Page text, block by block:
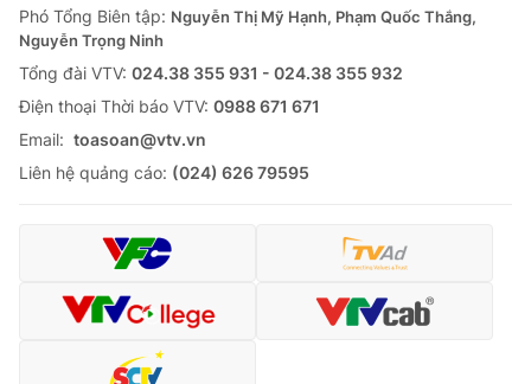
Phó Tổng Biên tập: Nguyễn Thị Mỹ Hạnh, Phạm Quốc Thắng,
Nguyễn Trọng Ninh
Tổng đài VTV: 024.38 355 931 - 024.38 355 932
Ðiện thoại Thời báo VTV: 0988 671 671
Email: toasoan@vtv.vn
Liên hệ quảng cáo: (024) 626 79595